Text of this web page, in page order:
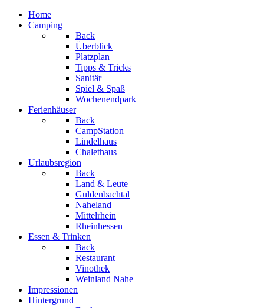
Home
Camping
Back
Überblick
Platzplan
Tipps & Tricks
Sanitär
Spiel & Spaß
Wochen­­end­park
Ferienhäuser
Back
CampStation
Lindelhaus
Chalethaus
Urlaubsregion
Back
Land & Leute
Guldenbachtal
Naheland
Mittelrhein
Rheinhessen
Essen & Trinken
Back
Restaurant
Vinothek
Weinland Nahe
Impressionen
Hintergrund